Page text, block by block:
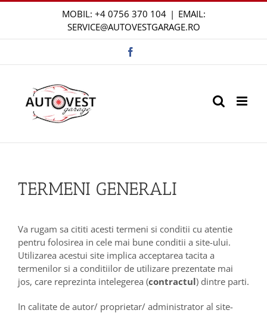
MOBIL: +4 0756 370 104 | EMAIL:
SERVICE@AUTOVESTGARAGE.RO
TERMENI GENERALI
Va rugam sa cititi acesti termeni si conditii cu atentie
pentru folosirea in cele mai bune conditii a site-ului.
Utilizarea acestui site implica acceptarea tacita a
termenilor si a conditiilor de utilizare prezentate mai
jos, care reprezinta intelegerea (contractul) dintre parti.
In calitate de autor/ proprietar/ administrator al site-